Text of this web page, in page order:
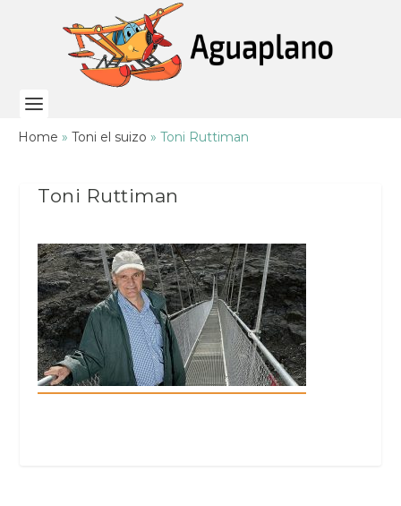
Home » Toni el suizo » Toni Ruttiman
Toni Ruttiman